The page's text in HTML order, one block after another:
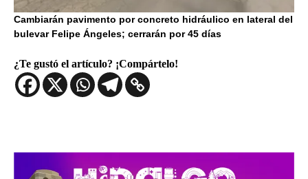
Cambiarán pavimento por concreto hidráulico en lateral del
bulevar Felipe Ángeles; cerrarán por 45 días
¿Te gustó el artículo? ¡Compártelo!